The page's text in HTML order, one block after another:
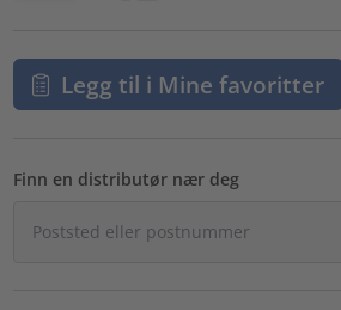
Legg til i Mine favoritter
Finn en distributør nær deg